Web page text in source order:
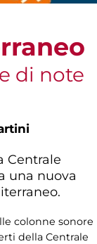
di note
Centrale
una nuova
colonne sonore
della Centrale